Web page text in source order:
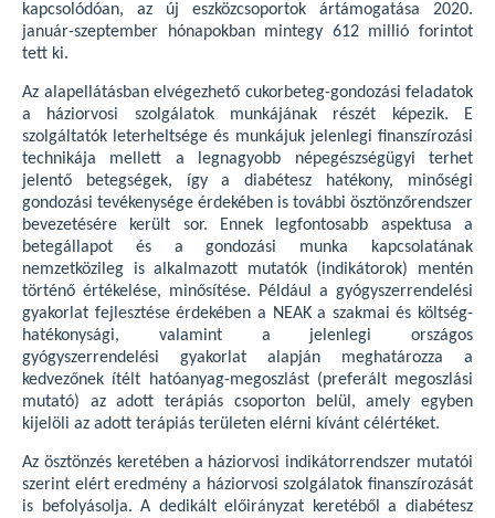
kapcsolódóan, az új eszközcsoportok ártámogatása 2020.
január-szeptember hónapokban mintegy 612 millió forintot
tett ki.
Az alapellátásban elvégezhető cukorbeteg-gondozási feladatok
a háziorvosi szolgálatok munkájának részét képezik. E
szolgáltatók leterheltsége és munkájuk jelenlegi finanszírozási
technikája mellett a legnagyobb népegészségügyi terhet
jelentő betegségek, így a diabétesz hatékony, minőségi
gondozási tevékenysége érdekében is további ösztönzőrendszer
bevezetésére került sor. Ennek legfontosabb aspektusa a
betegállapot és a gondozási munka kapcsolatának
nemzetközileg is alkalmazott mutatók (indikátorok) mentén
történő értékelése, minősítése. Például a gyógyszerrendelési
gyakorlat fejlesztése érdekében a NEAK a szakmai és költség-
hatékonysági, valamint a jelenlegi országos
gyógyszerrendelési gyakorlat alapján meghatározza a
kedvezőnek ítélt hatóanyag-megoszlást (preferált megoszlási
mutató) az adott terápiás csoporton belül, amely egyben
kijelöli az adott terápiás területen elérni kívánt célértéket.
Az ösztönzés keretében a háziorvosi indikátorrendszer mutatói
szerint elért eredmény a háziorvosi szolgálatok finanszírozását
is befolyásolja. A dedikált előirányzat keretéből a diabétesz